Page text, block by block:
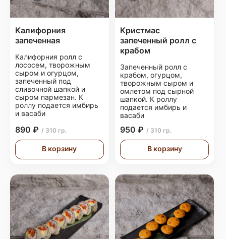
Калифорния
запеченная
Калифорния ролл с
лососем, творожным
сыром и огурцом,
запеченный под
сливочной шапкой и
сыром пармезан. К
роллу подается имбирь
и васаби
890 ₽ / 310 гр.
В корзину
Кристмас
запеченный ролл с
крабом
Запеченный ролл с
крабом, огурцом,
творожным сыром и
омлетом под сырной
шапкой. К роллу
подается имбирь и
васаби
950 ₽ / 310 гр.
В корзину